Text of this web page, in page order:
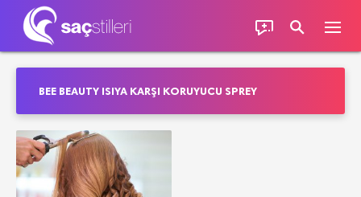
BEE BEAUTY ISIYA KARŞI KORUYUCU SPREY